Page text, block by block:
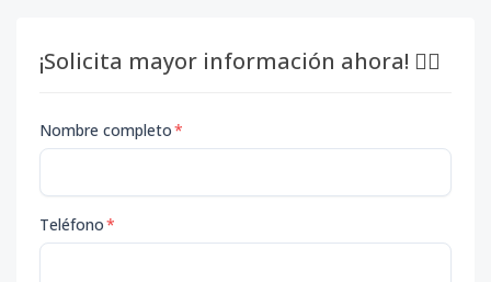
¡Solicita mayor información ahora! 👇🏽
Nombre completo*
Teléfono*